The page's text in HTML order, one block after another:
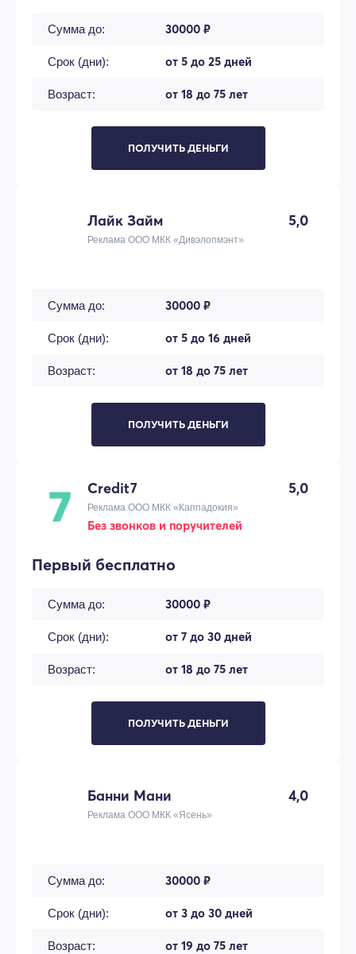
Сумма до: 30000 ₽
Срок (дни): от 5 до 25 дней
Возраст: от 18 до 75 лет
ПОЛУЧИТЬ ДЕНЬГИ
Лайк Займ 5,0
Реклама ООО МКК «Дивэлопмэнт»
Сумма до: 30000 ₽
Срок (дни): от 5 до 16 дней
Возраст: от 18 до 75 лет
ПОЛУЧИТЬ ДЕНЬГИ
Credit7 5,0
Реклама ООО МКК «Каппадокия»
Без звонков и поручителей
Первый бесплатно
Сумма до: 30000 ₽
Срок (дни): от 7 до 30 дней
Возраст: от 18 до 75 лет
ПОЛУЧИТЬ ДЕНЬГИ
Банни Мани 4,0
Реклама ООО МКК «Ясень»
Сумма до: 30000 ₽
Срок (дни): от 3 до 30 дней
Возраст: от 19 до 75 лет